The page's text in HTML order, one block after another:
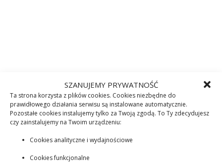
SZANUJEMY PRYWATNOŚĆ
Ta strona korzysta z plików cookies. Cookies niezbędne do
prawidłowego działania serwisu są instalowane automatycznie.
Pozostałe cookies instalujemy tylko za Twoją zgodą. To Ty zdecydujesz
czy zainstalujemy na Twoim urządzeniu:
Cookies analityczne i wydajnościowe
Cookies funkcjonalne